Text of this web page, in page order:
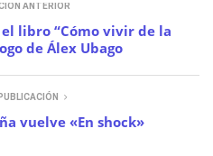
ANTERIOR
libro “Cómo vivir de la
de Álex Ubago
vuelve «En shock»